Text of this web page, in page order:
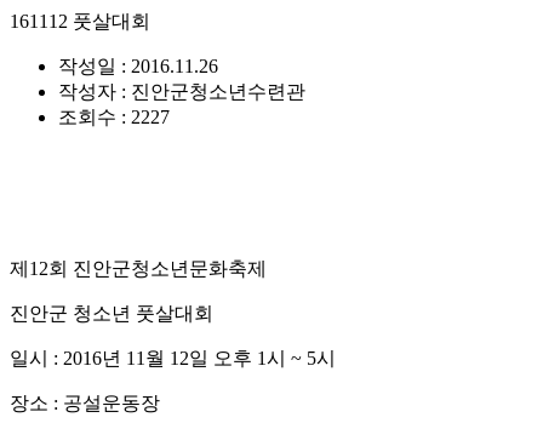
161112 풋살대회
작성일 : 2016.11.26
작성자 : 진안군청소년수련관
조회수 : 2227
제12회 진안군청소년문화축제
진안군 청소년 풋살대회
일시 : 2016년 11월 12일 오후 1시 ~ 5시
장소 : 공설운동장